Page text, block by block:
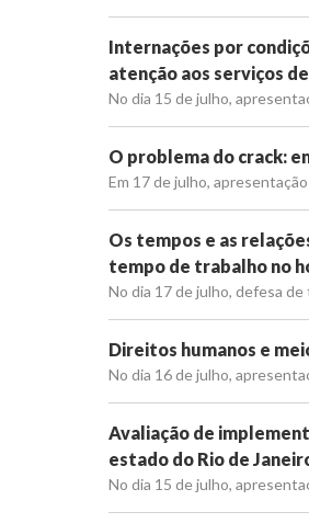
Internações por
atenção aos serviços
No dia 15 de julho,
O problema do crack:
Em 17 de julho,
Os tempos e as
tempo de trabalho no
No dia 17 de julho, defesa
Direitos humanos e
No dia 16 de julho,
Avaliação de
estado do Rio de
No dia 15 de julho,